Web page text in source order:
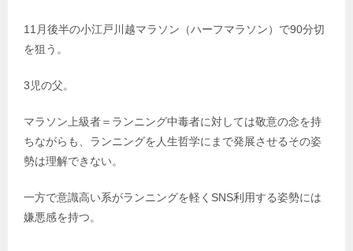
11月後半の小江戸川越マラソン（ハーフマラソン）で90分切
を狙う。
3児の父。
マラソン上級者＝ランニング中毒者に対しては敬意の念を持
ちながらも、ランニングを人生哲学にまで発展させるその姿
勢は理解できない。
一方で意識高い系がランニングを軽くSNS利用する姿勢には
嫌悪感を持つ。